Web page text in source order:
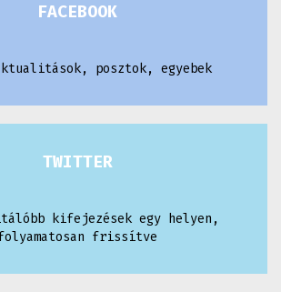
FACEBOOK
posztok, egyebek
TWITTER
kifejezések egy helyen,
frissítve